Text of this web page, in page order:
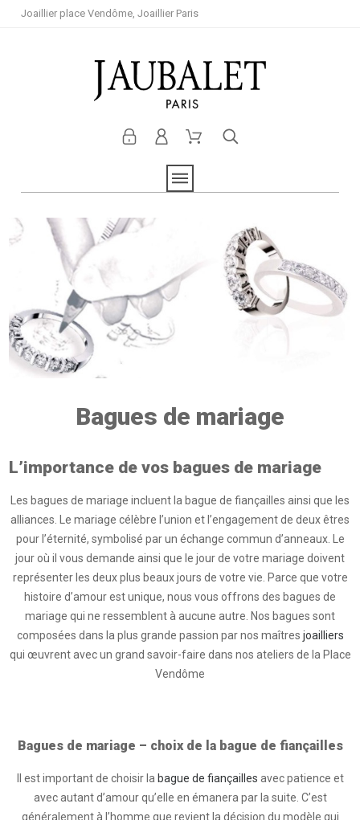
Joaillier place Vendôme, Joaillier Paris
Bagues de mariage
L’importance de vos bagues de mariage
Les bagues de mariage incluent la bague de fiançailles ainsi que les
alliances. Le mariage célèbre l’union et l’engagement de deux êtres
pour l’éternité, symbolisé par un échange commun d’anneaux. Le
jour où il vous demande ainsi que le jour de votre mariage doivent
représenter les deux plus beaux jours de votre vie. Parce que votre
histoire d’amour est unique, nous vous offrons des bagues de
mariage qui ne ressemblent à aucune autre. Nos bagues sont
composées dans la plus grande passion par nos maîtres joailliers
qui œuvrent avec un grand savoir-faire dans nos ateliers de la Place
Vendôme
Bagues de mariage – choix de la bague de fiançailles
Il est important de choisir la bague de fiançailles avec patience et
avec autant d’amour qu’elle en émanera par la suite. C’est
généralement à l’homme que revient la décision du modèle qui